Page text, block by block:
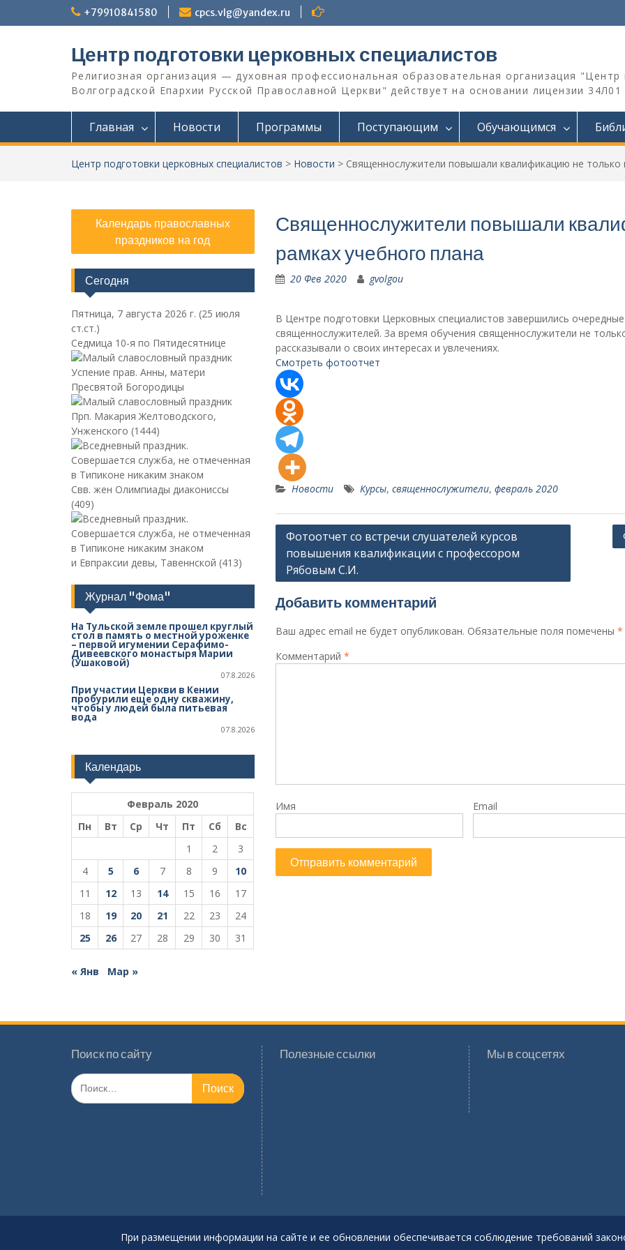
+79910841580 cpcs.vlg@yandex.ru
Центр подготовки церковных специалистов
Религиозная организация — духовная профессиональная образовательная организация
Волгоградской Eпархии Русской Православной Церкви" действует на основании лицензии
Главная Новости Программы Поступающим Обучающимся
Центр подготовки церковных специалистов > Новости > Священнослужители повышали квалификацию не только
Священнослужители повышали
рамках учебного плана
20 Фев 2020 gvolgou
В Центре подготовки Церковных специалистов завершились
священнослужителей. За время обучения священнослужители не
рассказывали о своих интересах и увлечениях.
Смотреть фотоотчет
Новости Курсы, священнослужители, февраль 2020
Навигация
по
записям
Фотоотчет со встречи слушателей курсов
повышения квалификации с профессором
Рябовым С.И.
Добавить комментарий
Ваш адрес email не будет опубликован. Обязательные поля помечены *
Комментарий *
Имя Email
Календарь православных
праздников на год
Сегодня
Пятница, 7 августа 2026 г. (25 июля
ст.ст.)
Седмица 10-я по Пятидесятнице
Успение прав. Анны, матери
Пресвятой Богородицы
Прп. Макария Желтоводского,
Унженского (1444)
Свв. жен Олимпиады диакониссы
(409)
и Евпраксии девы, Тавеннской (413)
Журнал "Фома"
На Тульской земле прошел круглый
стол в память о местной уроженке
– первой игумении Серафимо-
Дивеевского монастыря Марии
(Ушаковой)
07.8.2026
При участии Церкви в Кении
пробурили еще одну скважину,
чтобы у людей была питьевая
вода
07.8.2026
Календарь
Февраль 2020
Пн
Вт Ср Чт Пт Сб
Вс
1
2
3
4
5 6 7 8 9
10
11
12 13 14 15 16
17
18
19 20 21 22 23
24
25
26 27 28 29 30 31
« Янв Мар »
Поиск по сайту
Поиск
по:
Полезные ссылки Мы в соцсетях
При размещении информации на сайте и ее обновлении обеспечивается соблюдение требований